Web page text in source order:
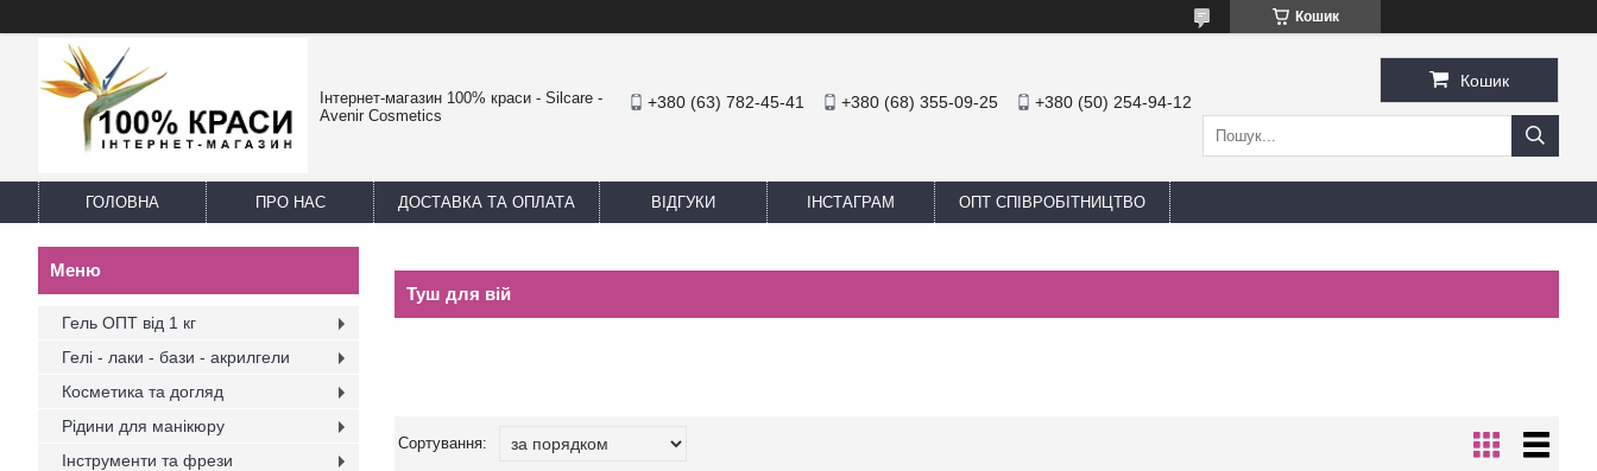
Кошик
Інтернет-магазин 100% краси - Silcare -
Avenir Cosmetics
+380 (63) 782-45-41 +380 (68) 355-09-25 +380 (50) 254-94-12
Кошик
ГОЛОВНА ПРО НАС ДОСТАВКА ТА ОПЛАТА ВІДГУКИ ІНСТАГРАМ ОПТ СПІВРОБІТНИЦТВО
Туш для вій
Гель ОПТ від 1 кг
Гелі - лаки - бази - акрилгели
Косметика та догляд
Рідини для манікюру
Інструменти та фрези